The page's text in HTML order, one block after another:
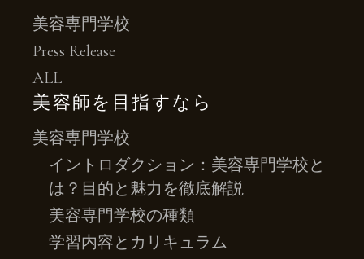
美容専門学校
Press Release
ALL
美容師を目指すなら
美容専門学校
イントロダクション：美容専門学校と
は？目的と魅力を徹底解説
美容専門学校の種類
学習内容とカリキュラム